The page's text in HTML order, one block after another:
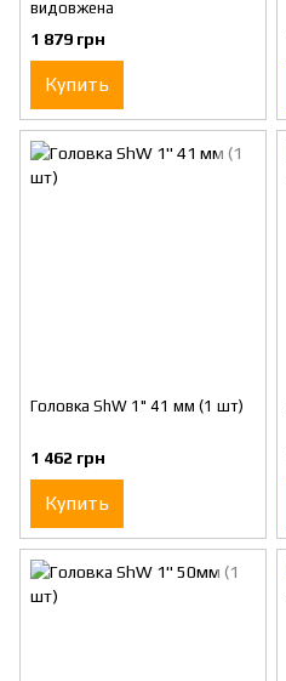
видовжена
1 879 грн
Купить
Головка ShW 1" 41 мм (1 шт)
1 462 грн
Купить